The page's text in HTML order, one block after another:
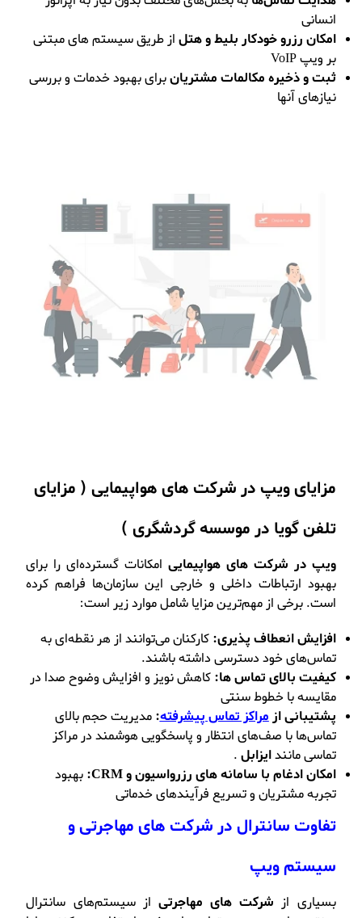
انسانی
امکان رزرو خودکار بلیط و هتل از طریق سیستم‌ های مبتنی
بر ویپ VoIP
ثبت و ذخیره مکالمات مشتریانبرای بهبود خدمات و بررسی
نیازهای آنها
مزایای ویپ در شرکت های هواپیمایی ( مزایای
تلفن گویا در موسسه گردشگری )
ویپ در شرکت‌ های هواپیمایی امکانات گسترده‌ای را برای
بهبود ارتباطات داخلی و خارجی این سازمان‌ها فراهم کرده
است. برخی از مهم‌ترین مزایا شامل موارد زیر است:
افزایش انعطاف پذیری: کارکنان می‌توانند از هر نقطه‌ای به
تماس‌های خود دسترسی داشته باشند.
کیفیت بالای تماس ها: کاهش نویز و افزایش وضوح صدا در
مقایسه با خطوط سنتی
پشتیبانی ازمراکز تماس پیشرفته: مدیریت حجم بالای
تماس‌ها با صف‌های انتظار و پاسخگویی هوشمند در مراکز
تماسی مانندایزابل .
امکان ادغام با سامانه های رزرواسیون و CRM:
بهبود
تجربه مشتریان و تسریع فرآیندهای خدماتی
تفاوت سانترال در شرکت های مهاجرتی و
سیستم ویپ
بسیاری از شرکت های مهاجرتی از سیستم‌های سانترال